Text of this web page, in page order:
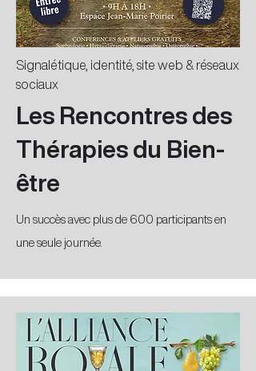
Signalétique, identité, site web & réseaux
sociaux
Les Rencontres des
Thérapies du Bien-
être
Un succès avec plus de 600 participants en
une seule journée.